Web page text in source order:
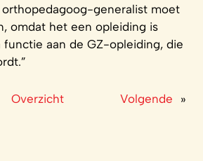
generalist moet
omdat het een opleiding is
functie aan de GZ-opleiding, die
Overzicht Volgende »